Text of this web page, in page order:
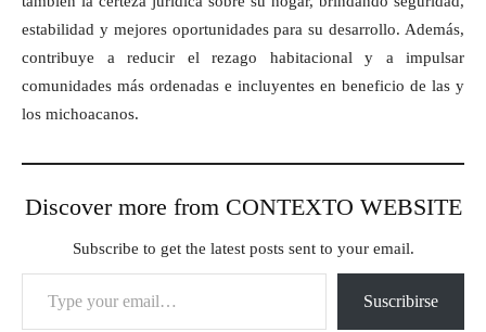
estabilidad y mejores oportunidades para su desarrollo. Además,
contribuye a reducir el rezago habitacional y a impulsar
comunidades más ordenadas e incluyentes en beneficio de las y
los michoacanos.
Discover more from CONTEXTO WEBSITE
Subscribe to get the latest posts sent to your email.
Type your email…
Suscribirse